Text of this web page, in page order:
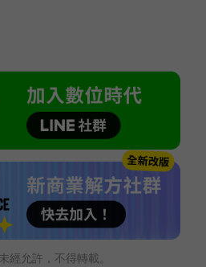
經允許，不得轉載。